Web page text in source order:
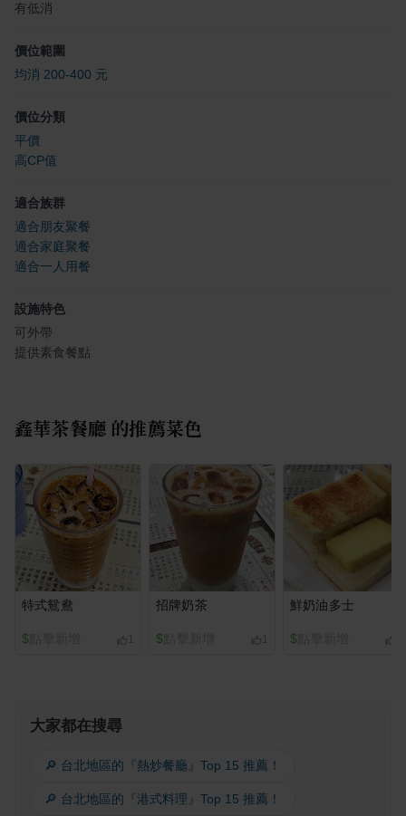
有低消
價位範圍
均消 200-400 元
價位分類
平價
高CP值
適合族群
適合朋友聚餐
適合家庭聚餐
適合一人用餐
設施特色
可外帶
提供素食餐點
鑫華茶餐廳 的推薦菜色
特式鴛鴦
$
招牌奶茶
$
鮮奶油多士
$
大家都在搜尋
🔎 台北地區的『熱炒餐廳』Top 15 推薦！
🔎 台北地區的『港式料理』Top 15 推薦！